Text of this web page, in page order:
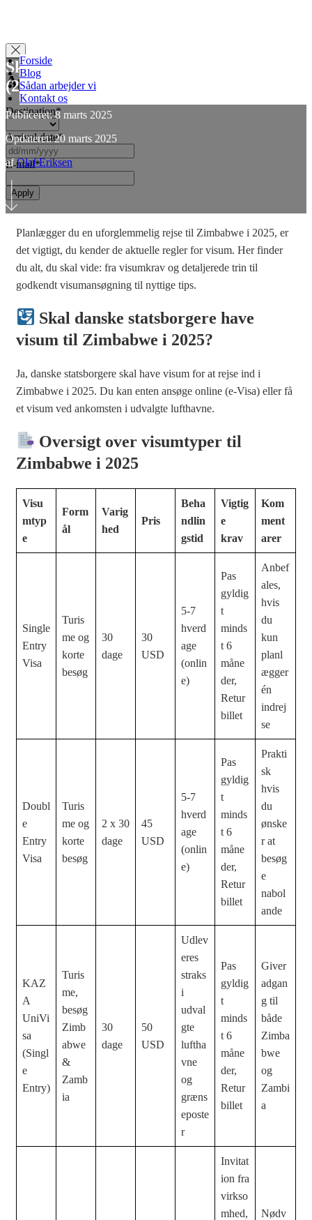
Forside
Blog
Sådan arbejder vi
Kontakt os
Apply for Visa
Destination*
Arrival date*
slash
MM
slash
E-mail*
Skal man have visum til Zimbabwe?
(2025)
Publiceret: 8 marts 2025
Opdateret: 20 marts 2025
afOlaf Eriksen
Planlægger du en uforglemmelig rejse til Zimbabwe i 2025, er
det vigtigt, du kender de aktuelle regler for visum. Her finder
du alt, du skal vide: fra visumkrav og detaljerede trin til
godkendt visumansøgning til nyttige tips.
Skal danske statsborgere have
visum til Zimbabwe i 2025?
Ja, danske statsborgere skal have visum for at rejse ind i
Zimbabwe i 2025. Du kan enten ansøge online (e-Visa) eller få
et visum ved ankomsten i udvalgte lufthavne.
Oversigt over visumtyper til
Zimbabwe i 2025
Visu
mtyp
e
Form
ål
Varig
hed
Pris
Beha
ndlin
gstid
Vigtig
e
krav
Kom
ment
arer
Single
Entry
Visa
Turis
me og
korte
besøg
30
dage
30
USD
5-7
hverd
age
(onlin
e)
Pas
gyldig
t
minds
t 6
måne
der,
Retur
billet
Anbef
ales,
hvis
du
kun
planl
ægger
én
indrej
se
Doubl
e
Entry
Visa
Turis
me og
korte
besøg
2 x 30
dage
45
USD
5-7
hverd
age
(onlin
e)
Pas
gyldig
t
minds
t 6
måne
der,
Retur
billet
Prakti
sk
hvis
du
ønske
r at
besøg
e
nabol
ande
KAZ
A
UniVi
sa
(Singl
e
Entry)
Turis
me,
besøg
Zimb
abwe
&
Zamb
ia
30
dage
50
USD
Udlev
eres
straks
i
udval
gte
luftha
vne
og
græns
eposte
r
Pas
gyldig
t
minds
t 6
måne
der,
Retur
billet
Giver
adgan
g til
både
Zimba
bwe
og
Zambi
a
Invitat
ion fra
virkso
mhed,
Nødv